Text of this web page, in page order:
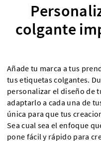
colgante
Añade tu marca a tus
tus etiquetas colgantes.
personalizar el diseño de
adaptarlo a cada una de
única para que tus
Sea cual sea el enfoque
pone fácil y rápido para